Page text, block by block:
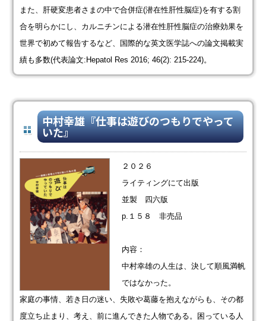
また、肝硬変患者さまの中で合併症(潜在性肝性脳症)を有する割
合を明らかにし、カルニチンによる潜在性肝性脳症の治療効果を
世界で初めて報告するなど、国際的な英文医学誌への論文掲載実
績も多数(代表論文:Hepatol Res 2016; 46(2): 215-224)。
中村幸雄『仕事は遊びのつもりでやって
いた』
２０２６
ライティングにて出版
並製 四六版
p.１５８ 非売品
内容：
中村幸雄の人生は、決して順風満帆
ではなかった。
家庭の事情、若き日の迷い、失敗や葛藤を抱えながらも、その都
度立ち止まり、考え、前に進んできた人物である。困っている人